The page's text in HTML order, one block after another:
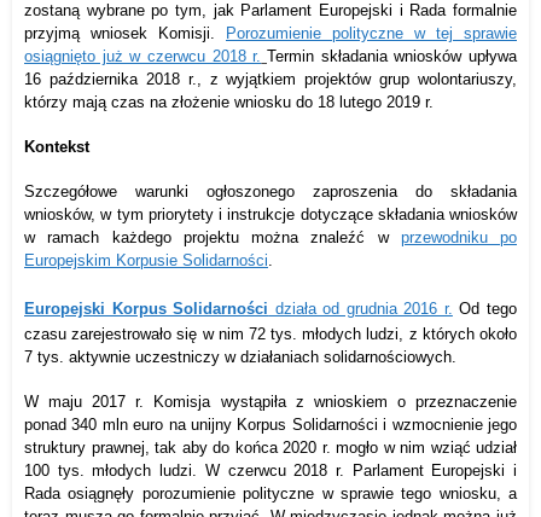
zostaną wybrane po tym, jak Parlament Europejski i Rada formalnie
przyjmą wniosek Komisji.
Porozumienie polityczne w tej sprawie
osiągnięto już w czerwcu 2018 r. Termin składania wniosków upływa
16 października 2018 r., z wyjątkiem projektów grup wolontariuszy,
którzy mają czas na złożenie wniosku do 18 lutego 2019 r.
Kontekst
Szczegółowe warunki ogłoszonego zaproszenia do składania
wniosków, w tym priorytety i instrukcje dotyczące składania wniosków
w ramach każdego projektu można znaleźć w przewodniku po
Europejskim Korpusie Solidarności.
Europejski Korpus Solidarności działa od grudnia 2016 r. Od tego
czasu zarejestrowało się w nim 72 tys. młodych ludzi, z których około
7 tys. aktywnie uczestniczy w działaniach solidarnościowych.
W maju 2017 r. Komisja wystąpiła z wnioskiem o przeznaczenie
ponad 340 mln euro na unijny Korpus Solidarności i wzmocnienie jego
struktury prawnej, tak aby do końca 2020 r. mogło w nim wziąć udział
100 tys. młodych ludzi. W czerwcu 2018 r. Parlament Europejski i
Rada osiągnęły porozumienie polityczne w sprawie tego wniosku, a